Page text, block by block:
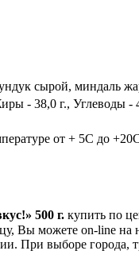
сырой, миндаль
- 38,0 г., Углеводы -
от + 5С до
500 г. купить по
Вы можете on-line на
При выборе